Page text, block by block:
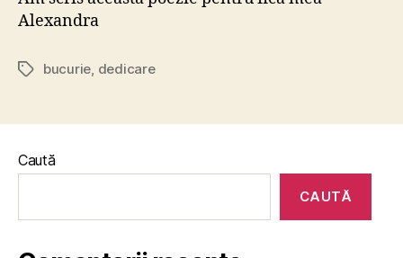
Alexandra
Etichete
bucurie dedicare
Caută
CAUTĂ